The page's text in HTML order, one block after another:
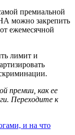
премиальной
можно закрепить
ежемесячной
лимит и
премии, как ее
Переходите к
и на что